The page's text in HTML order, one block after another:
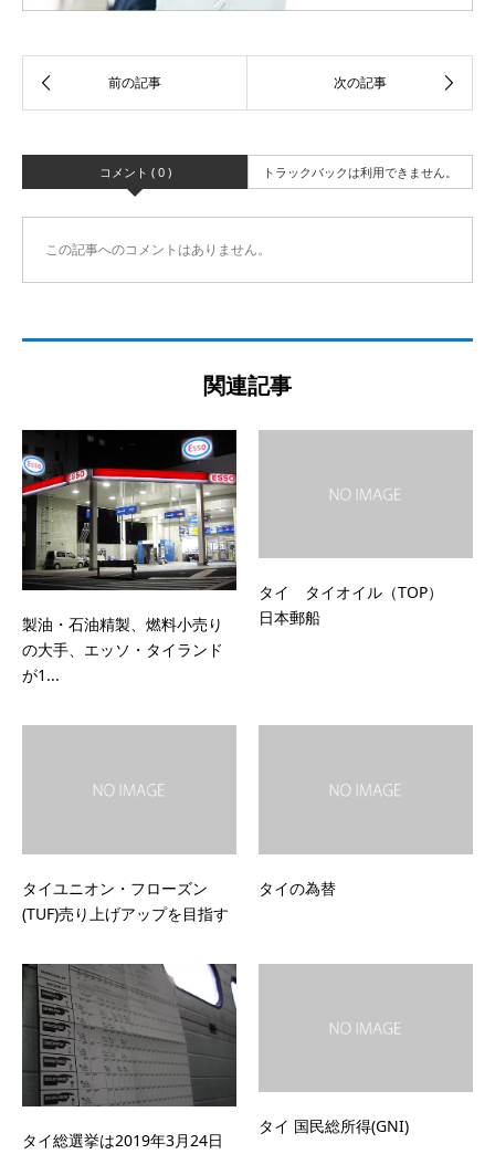
コメント ( 0 ) トラックバックは利用できません。
この記事へのコメントはありません。
関連記事
製油・石油精製、燃料小売り
の大手、エッソ・タイランド
が1...
タイ タイオイル（TOP）
日本郵船
タイユニオン・フローズン
(TUF)売り上げアップを目指す
タイの為替
タイ総選挙は2019年3月24日
タイ 国民総所得(GNI)